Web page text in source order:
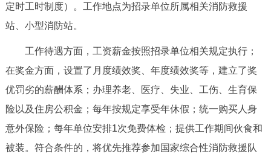
多语种
ENGLISH 한국어 日本語
DEUTSCH FRANÇAIS РУССКИЙ ЯЗЫК
ESPAÑOL العربية PORTUGUÊS
定时工时制度）。工作地点为招录单位所属相关消防救援
站、小型消防站。
工作待遇方面，工资薪金按照招录单位相关规定执行；
在奖金方面，设置了月度绩效奖、年度绩效奖等，建立了奖
优罚劣的薪酬体系；办理养老、医疗、失业、工伤、生育保
险以及住房公积金；每年按规定享受年休假；统一购买人身
意外保险；每年单位安排1次免费体检；提供工作期间伙食和
被装。符合条件的，将优先推荐参加国家综合性消防救援队